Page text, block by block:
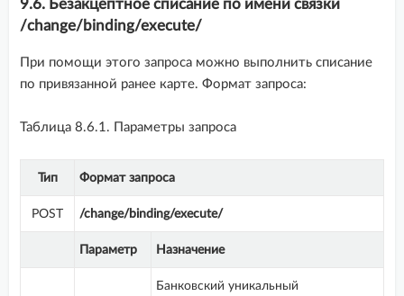
9.6. Безакцептное списание по имени связки
/change/binding/execute/
При помощи этого запроса можно выполнить списание
по привязанной ранее карте. Формат запроса:
Таблица 8.6.1. Параметры запроса
Тип Формат запроса
POST /change/binding/execute/
Параметр Назначение
Банковский уникальный